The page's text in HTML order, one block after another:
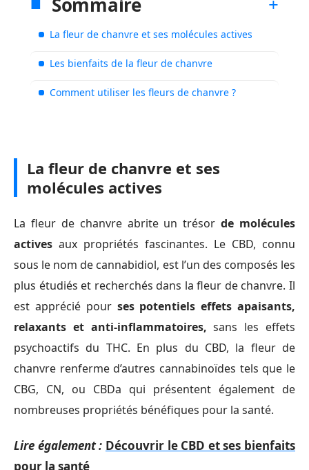
La fleur de chanvre et ses molécules actives
Les bienfaits de la fleur de chanvre
Comment utiliser les fleurs de chanvre ?
La fleur de chanvre et ses
molécules actives
La fleur de chanvre abrite un trésorde molécules
actives aux propriétés fascinantes. Le CBD, connu
sous le nom de cannabidiol, est l’un des composés les
plus étudiés et recherchés dans la fleur de chanvre. Il
est apprécié pour ses potentiels effets apaisants,
relaxants et anti-inflammatoires, sans les effets
psychoactifs du THC. En plus du CBD, la fleur de
chanvre renferme d’autres cannabinoïdes tels que le
CBG, CN, ou CBDa qui présentent également de
nombreuses propriétés bénéfiques pour la santé.
Lire également : Découvrir le CBD et ses bienfaits
pour la santé